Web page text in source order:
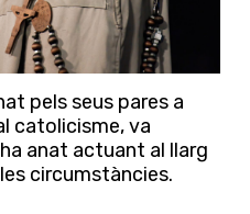
pels seus pares a
catolicisme, va
anat actuant al llarg
circumstàncies.